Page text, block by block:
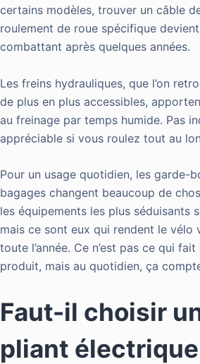
certains modèles, trouver un câble
roulement de roue spécifique
combattant après quelques années.
Les freins hydrauliques, que l’on
de plus en plus accessibles,
au freinage par temps humide. Pas
appréciable si vous roulez tout au
Pour un usage quotidien, les garde-
bagages changent beaucoup de
les équipements les plus séduisants
mais ce sont eux qui rendent le vélo
toute l’année. Ce n’est pas ce qui
produit, mais au quotidien, ça
Faut-il choisir
pliant électrique